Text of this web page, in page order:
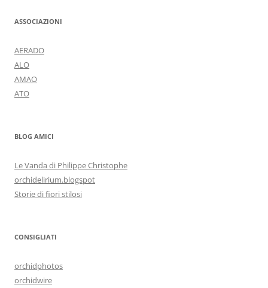
ASSOCIAZIONI
AERADO
ALO
AMAO
ATO
BLOG AMICI
Le Vanda di Philippe Christophe
orchidelirium.blogspot
Storie di fiori stilosi
CONSIGLIATI
orchidphotos
orchidwire